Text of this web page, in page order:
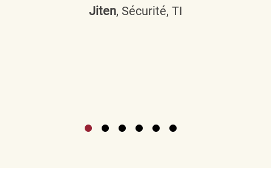
Jiten, Sécurité, TI